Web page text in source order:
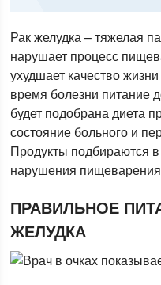
Рак желудка – тяжелая
нарушает процесс
ухудшает качество
время болезни питание
будет подобрана диета
состояние больного и
Продукты подбираются
нарушения
ПРАВИЛЬНОЕ
ЖЕЛУДКА